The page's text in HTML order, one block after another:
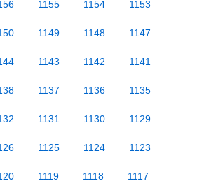
1155 1154 1153
1149 1148 1147
1143 1142 1141
1137 1136 1135
1131 1130 1129
1125 1124 1123
1119 1118 1117